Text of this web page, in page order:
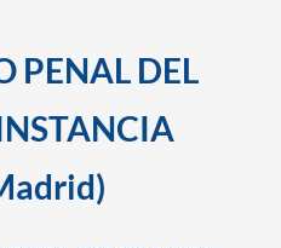
PENAL DEL